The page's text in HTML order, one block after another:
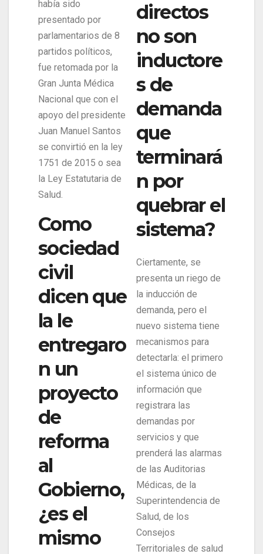
había sido
presentado por
parlamentarios de 8
partidos políticos,
fue retomada por la
Gran Junta Médica
Nacional que con el
apoyo del presidente
Juan Manuel Santos
se convirtió en la ley
1751 de 2015 o sea
la Ley Estatutaria de
Salud.
Como
sociedad
civil
dicen que
la le
entregaro
n un
proyecto
de
reforma
al
Gobierno,
¿es el
mismo
directos
no son
inductore
s de
demanda
que
terminará
n por
quebrar el
sistema?
Ciertamente, se
presenta un riego de
la inducción de
demanda, pero el
nuevo sistema tiene
mecanismos para
detectarla: el primero
el sistema único de
información que
registrara las
demandas por
servicios y que
prenderá las alarmas
de las Auditorias
Médicas, de la
Superintendencia de
Salud, de los
Consejos
Territoriales de salud